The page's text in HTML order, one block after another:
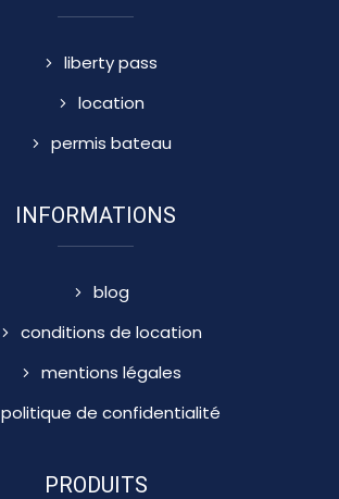
liberty pass
location
permis bateau
INFORMATIONS
blog
conditions de location
mentions légales
politique de confidentialité
PRODUITS